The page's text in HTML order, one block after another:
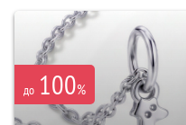
до 100%